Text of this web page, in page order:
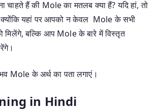
चाहते हैं की Mole का मतलब क्या हैं? यदि हां, तो
यहां पर आपको न केवल Mole के सभी
मिलेंगे, बल्कि आप Mole के बारे में विस्तृत
Mole के अर्थ का पता लगाएं।
in Hindi